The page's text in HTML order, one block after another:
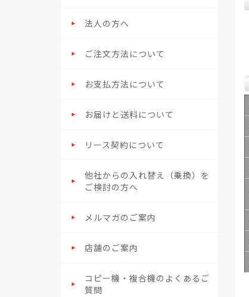
法人の方へ
ご注文方法について
お支払方法について
お届けと送料について
リース契約について
他社からの入れ替え（乗換）を
ご検討の方へ
メルマガのご案内
店舗のご案内
コピー機・複合機のよくあるご
質問